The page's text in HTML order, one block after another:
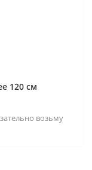
120 см
возьму